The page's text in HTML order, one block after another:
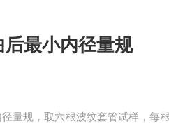
最小内径量规
量规，取六根波纹套管试样，每